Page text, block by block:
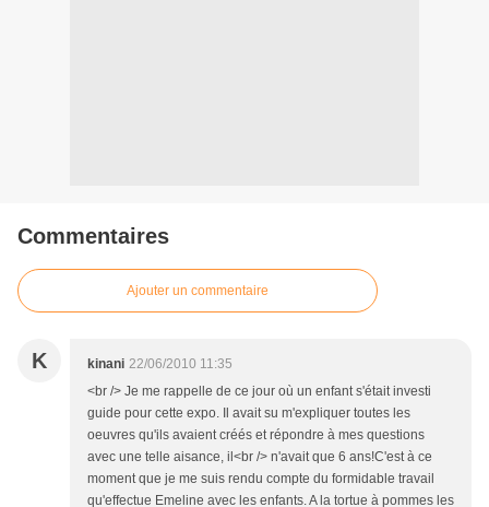
Commentaires
Ajouter un commentaire
K kinani 22/06/2010 11:35
<br /> Je me rappelle de ce jour où un enfant s'était investi
guide pour cette expo. Il avait su m'expliquer toutes les
oeuvres qu'ils avaient créés et répondre à mes questions
avec une telle aisance, il<br /> n'avait que 6 ans!C'est à ce
moment que je me suis rendu compte du formidable travail
qu'effectue Emeline avec les enfants. A la tortue à pommes les